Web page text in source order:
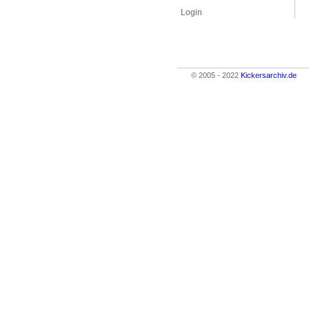
Login
© 2005 - 2022 Kickersarchiv.de